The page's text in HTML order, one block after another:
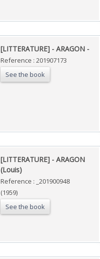
‎[LITTERATURE] - ARAGON - ‎
Reference : 201907173
See the book
‎[LITTERATURE] - ARAGON
(Louis)‎
Reference : _201900948
(1959)
See the book